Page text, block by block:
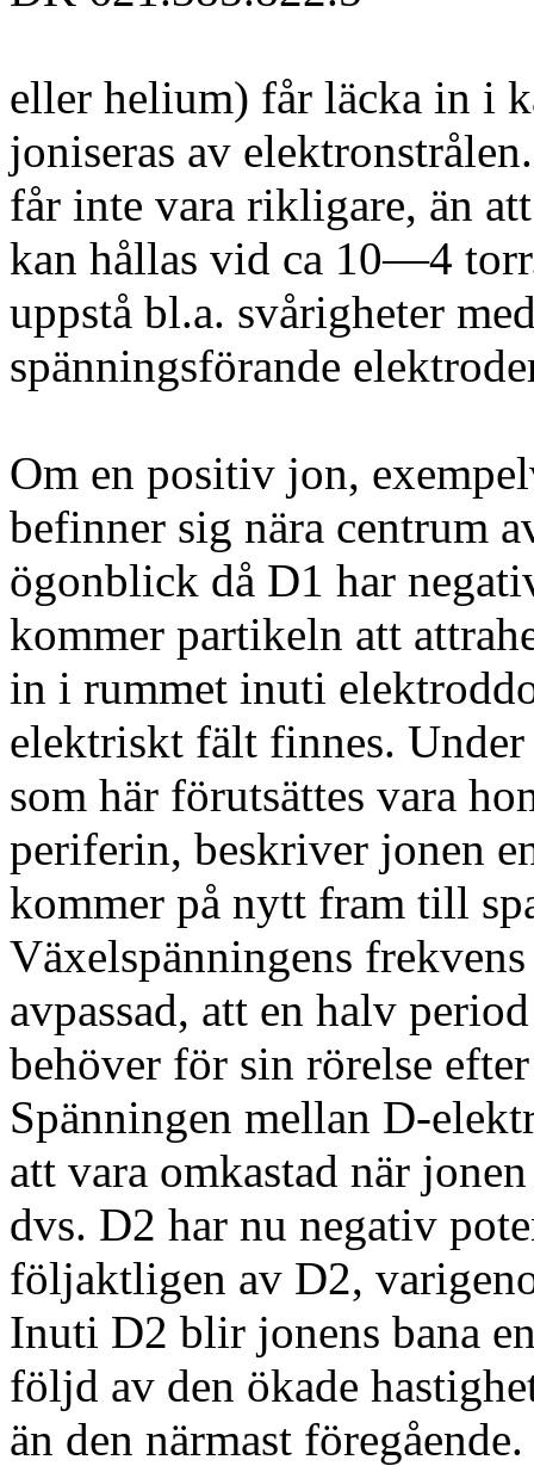
eller helium) får läcka in i
joniseras av
får inte vara rikligare, än
kan hållas vid ca 10—4
uppstå bl.a. svårigheter
spänningsförande
Om en positiv jon,
befinner sig nära centrum
ögonblick då D1 har
kommer partikeln att
in i rummet inuti
elektriskt fält finnes.
som här förutsättes vara
periferin, beskriver jonen
kommer på nytt fram till
Växelspänningens frekvens
avpassad, att en halv
behöver för sin rörelse
Spänningen mellan D-
att vara omkastad när
dvs. D2 har nu negativ
följaktligen av D2,
Inuti D2 blir jonens bana
följd av den ökade
än den närmast föregående.